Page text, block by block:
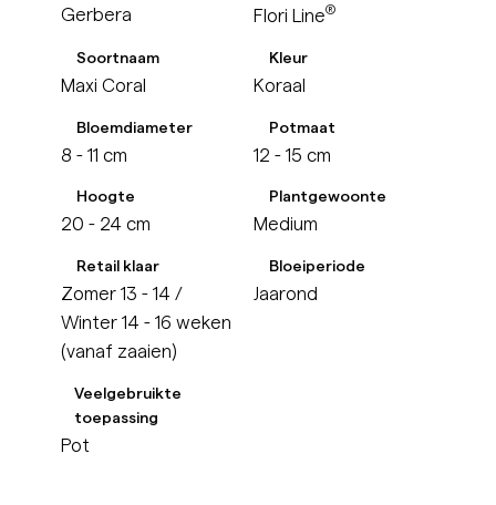
Gerbera Flori Line®
Soortnaam
Maxi Coral
Kleur
Koraal
Bloemdiameter
8 - 11 cm
Potmaat
12 - 15 cm
Hoogte
20 - 24 cm
Plantgewoonte
Medium
Retail klaar
Zomer 13 - 14 /
Winter 14 - 16 weken
(vanaf zaaien)
Bloeiperiode
Jaarond
Veelgebruikte
toepassing
Pot